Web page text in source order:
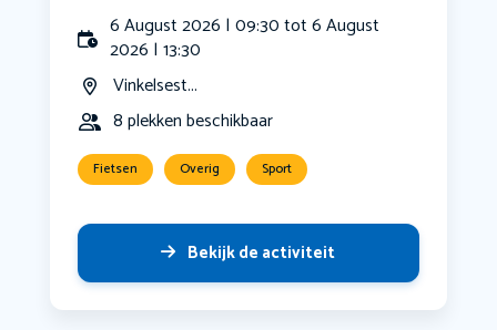
6 August 2026 | 09:30 tot 6 August
2026 | 13:30
Vinkelsest...
8 plekken beschikbaar
Fietsen Overig Sport
Bekijk de activiteit